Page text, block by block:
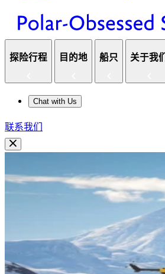
探险行程 目的地 船只 关于我们
Chat with Us
联系我们